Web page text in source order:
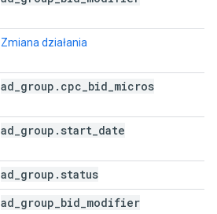
Zmiana działania
ad group . cpc bid micros
ad group . start date
ad group . status
ad group bid modifier